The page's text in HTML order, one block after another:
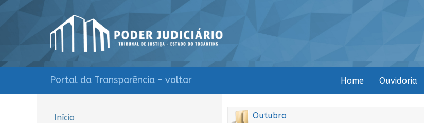
Portal da Transparência - voltar Home Ouvidoria
Início Outubro